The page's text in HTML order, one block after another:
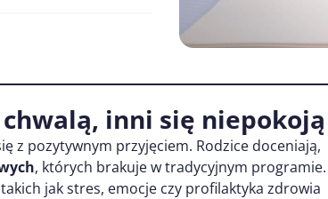
inni się niepokoją
z pozytywnym przyjęciem. Rodzice doceniają,
, których brakuje w tradycyjnym programie.
jak stres, emocje czy profilaktyka zdrowia